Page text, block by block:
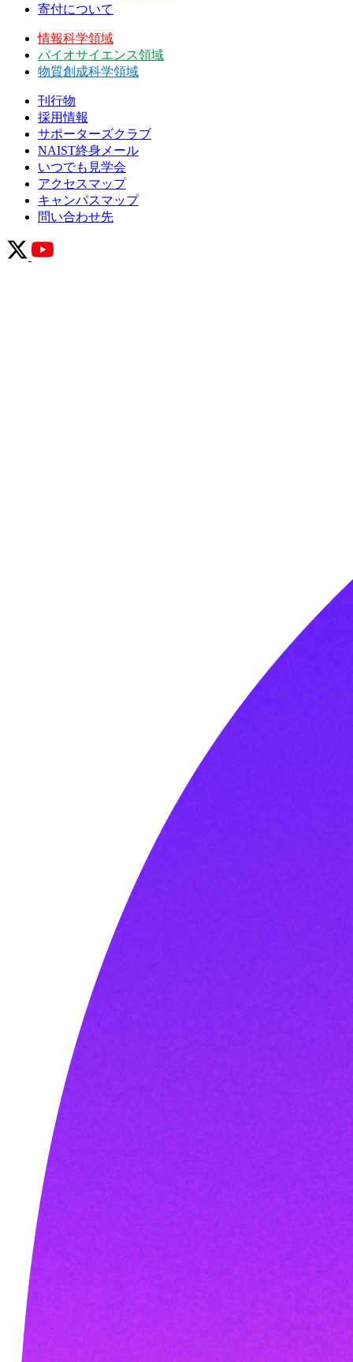
寄付について
情報科学領域
バイオサイエンス領域
物質創成科学領域
刊行物
採用情報
サポーターズクラブ
NAIST終身メール
いつでも見学会
アクセスマップ
キャンパスマップ
問い合わせ先